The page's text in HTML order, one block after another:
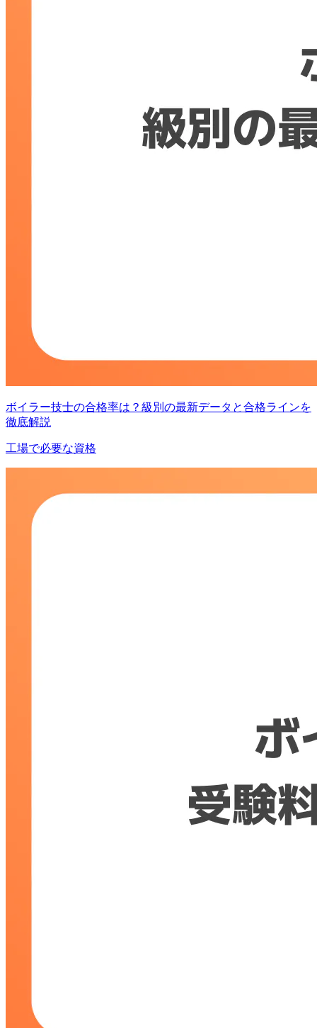
ボイラー技士の合格率は？級別の最新データと合格ラインを
徹底解説
工場で必要な資格